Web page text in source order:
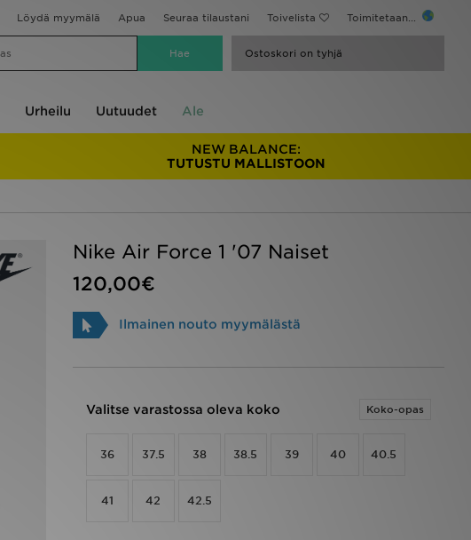
Löydä myymälä Apua Seuraa tilaustani Toivelista Toimitetaan...
Ostoskori on tyhjä
Urheilu Uutuudet Ale
NEW BALANCE:
TUTUSTU MALLISTOON
Nike Air Force 1 '07 Naiset
120,00€
Ilmainen nouto myymälästä
Valitse varastossa oleva koko Koko-opas
36 37.5 38 38.5 39 40 40.5
41 42 42.5